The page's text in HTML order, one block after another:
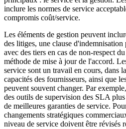
inclure les normes de service
compromis coût/service.
Les éléments de gestion peuvent
des litiges, une clause
avec des tiers en cas de non-respect
méthode de mise à jour de l'accord.
service sont un travail en cours, dans
capacités des fournisseurs, ainsi que
peuvent souvent changer. Par
des outils de supervision des SLA
de meilleures garanties de service.
changements stratégiques
niveau de service doivent être révisés